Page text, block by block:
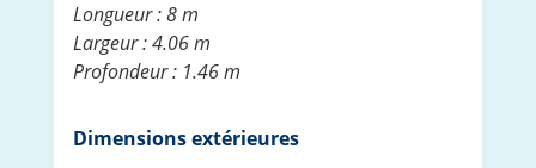
Longueur : 8 m
Largeur : 4.06 m
Profondeur : 1.46 m
Dimensions extérieures